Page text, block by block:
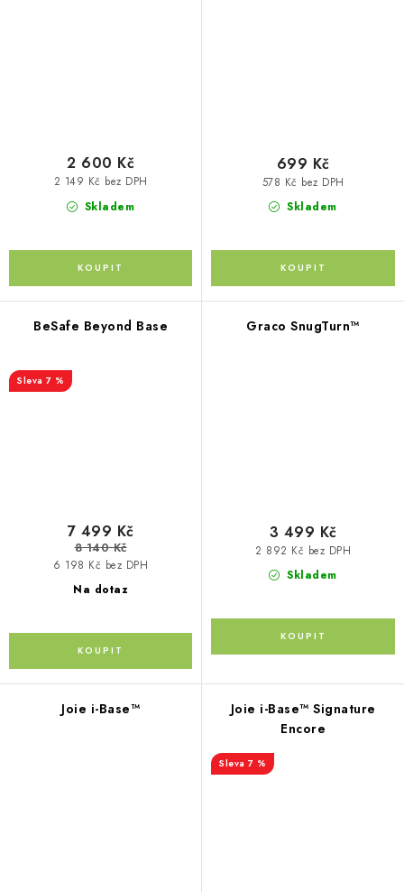
Skladem
2 149 Kč bez DPH
2 600 Kč
Skladem
578 Kč bez DPH
699 Kč
BeSafe Beyond Base
7 %
Na dotaz
6 198 Kč bez DPH
7 499 Kč
8 140 Kč
Graco SnugTurn™
Skladem
2 892 Kč bez DPH
3 499 Kč
Joie i-Base™
Joie i-Base™ Signature
Encore
7 %